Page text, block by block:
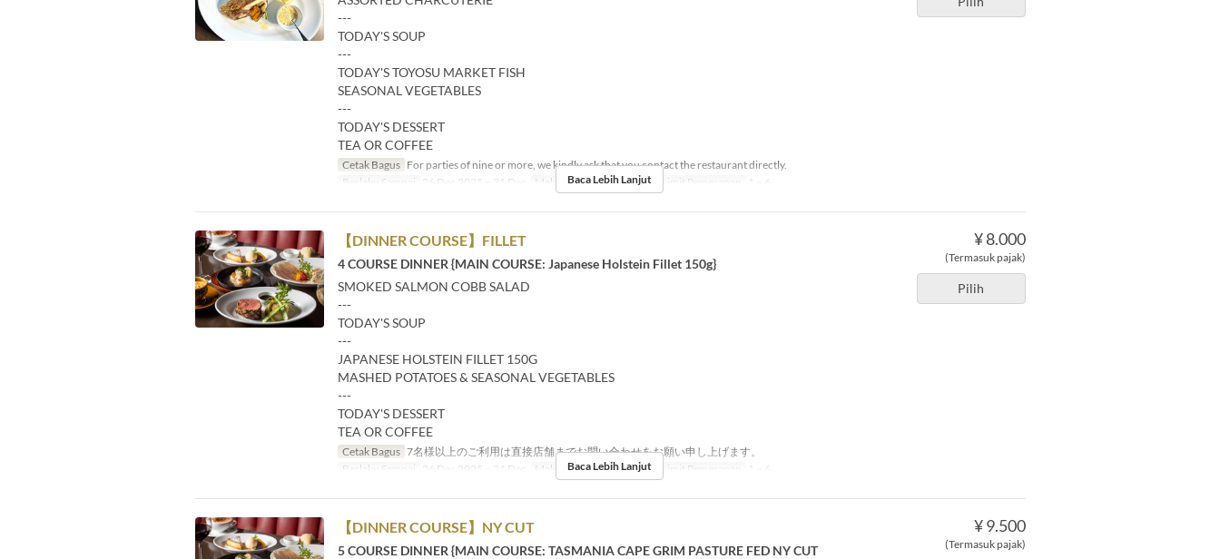
---
TODAY'S SOUP
---
TODAY'S TOYOSU MARKET FISH
SEASONAL VEGETABLES
---
TODAY'S DESSERT
TEA OR COFFEE
Cetak Bagus For parties of nine or more, we kindly ask that you contact the restaurant directly.
Berlaku Sampai 26 Dec 2025 ~ 31 Dec Makanan Makan Malam Limit Pemesanan 1 ~ 6
Baca Lebih Lanjut
¥ 8.000
(Termasuk pajak)
Pilih
【DINNER COURSE】FILLET
4 COURSE DINNER {MAIN COURSE: Japanese Holstein Fillet 150g}
SMOKED SALMON COBB SALAD
---
TODAY'S SOUP
---
JAPANESE HOLSTEIN FILLET 150G
MASHED POTATOES & SEASONAL VEGETABLES
---
TODAY'S DESSERT
TEA OR COFFEE
Cetak Bagus 7名様以上のご利用は直接店舗までお問い合わせをお願い申し上げます。
Berlaku Sampai 26 Dec 2025 ~ 31 Dec Makanan Makan Malam Limit Pemesanan 1 ~ 6
Baca Lebih Lanjut
¥ 9.500
(Termasuk pajak)
【DINNER COURSE】NY CUT
5 COURSE DINNER {MAIN COURSE: TASMANIA CAPE GRIM PASTURE FED NY CUT